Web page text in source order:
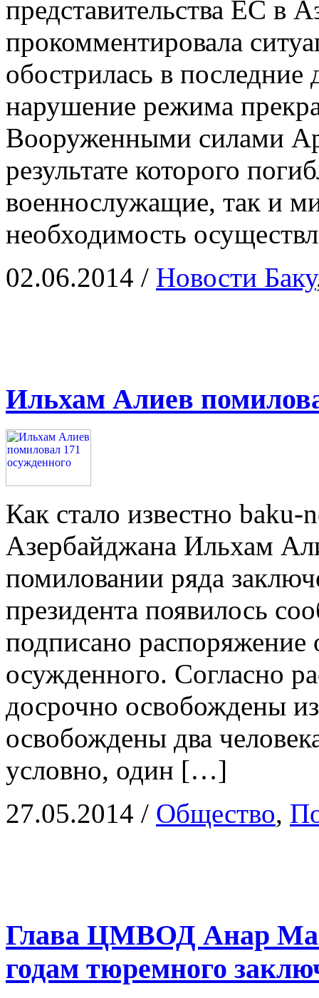
представительства ЕС в
прокомментировала
обострилась в
нарушение режима
Вооруженными силами
результате которого
военнослужащие, так и
необходимость
02.06.2014 / Новости Баку
Ильхам Алиев
Как стало известно
Азербайджана Ильхам
помиловании ряда
президента появилось
подписано
осужденного. Согласно
досрочно освобождены
освобождены два
условно, один […]
27.05.2014 / Общество,
Глава ЦМВОД Анар
годам тюремного